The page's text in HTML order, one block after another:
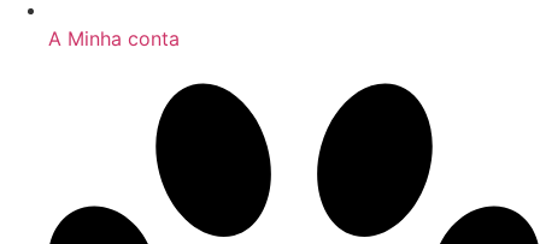
A Minha conta